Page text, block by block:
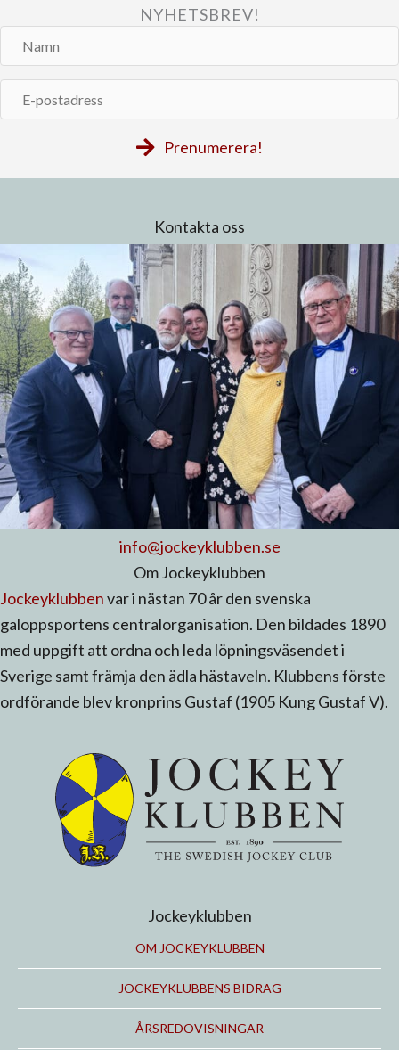
NYHETSBREV!
Namn
postadress
Prenumerera!
Kontakta oss
info@jockeyklubben.se
Om Jockeyklubben
Jockeyklubbenvar i nästan 70 år den svenska
galoppsportens centralorganisation. Den bildades 1890
med uppgift att ordna och leda löpningsväsendet i
Sverige samt främja den ädla hästaveln. Klubbens förste
ordförande blev kronprins Gustaf (1905 Kung Gustaf V).
Jockeyklubben
OM JOCKEYKLUBBEN
JOCKEYKLUBBENS BIDRAG
ÅRSREDOVISNINGAR